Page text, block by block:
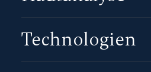
Technologien